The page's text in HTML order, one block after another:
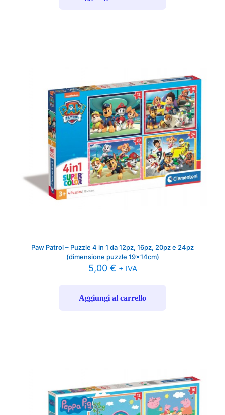
Paw Patrol – Puzzle 4 in 1 da 12pz, 16pz, 20pz e 24pz
(dimensione puzzle 19x14cm)
5,00 € + IVA
Aggiungi al carrello